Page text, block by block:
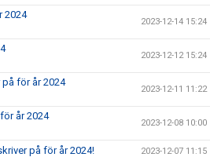
2024
2023-12-14 15:24
2023-12-12 15:24
för år 2024
2023-12-11 11:22
år 2024
2023-12-08 10:00
på för år 2024! 2023-12-07 11:15